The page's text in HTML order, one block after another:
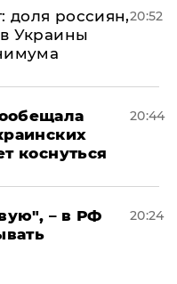
доля россиян,
Украины
20:52
коснуться
20:44
– в РФ
20:24